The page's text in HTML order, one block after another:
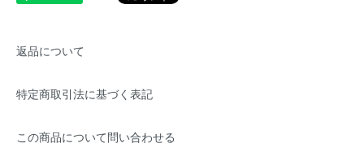
返品について
特定商取引法に基づく表記
この商品について問い合わせる